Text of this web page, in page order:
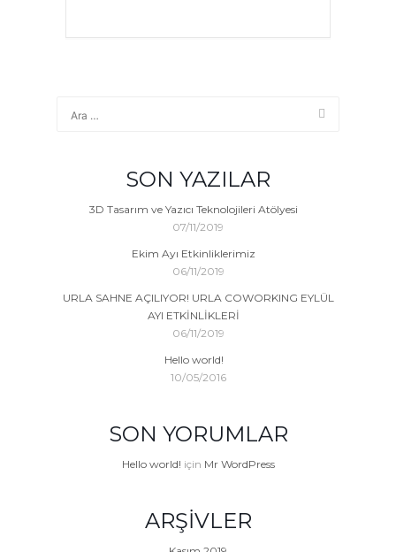
SON YAZILAR
3D Tasarım ve Yazıcı Teknolojileri Atölyesi
07/11/2019
Ekim Ayı Etkinliklerimiz
06/11/2019
URLA SAHNE AÇILIYOR! URLA COWORKING EYLÜL
AYI ETKİNLİKLERİ
06/11/2019
Hello world!
10/05/2016
SON YORUMLAR
Hello world! için Mr WordPress
ARŞIVLER